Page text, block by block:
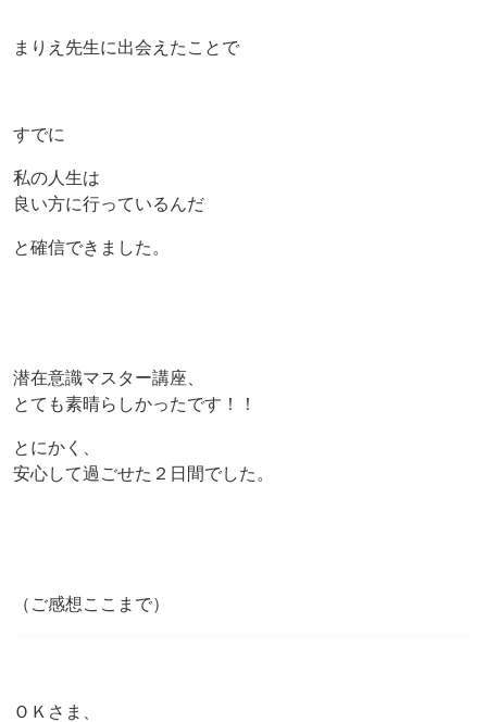
まりえ先生に出会えたことで
すでに
私の人生は
良い方に行っているんだ
と確信できました。
潜在意識マスター講座、
とても素晴らしかったです！！
とにかく、
安心して過ごせた２日間でした。
（ご感想ここまで）
ＯＫさま、